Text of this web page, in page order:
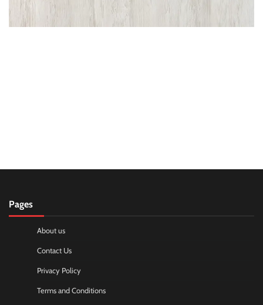
Pages
About us
Contact Us
Privacy Policy
Terms and Conditions